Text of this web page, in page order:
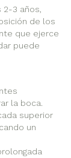
2-3 años,
de los
que ejerce
puede
la boca.
superior
un